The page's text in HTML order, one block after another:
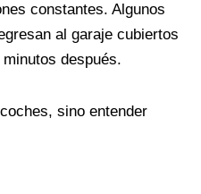
constantes. Algunos
al garaje cubiertos
después.
sino entender